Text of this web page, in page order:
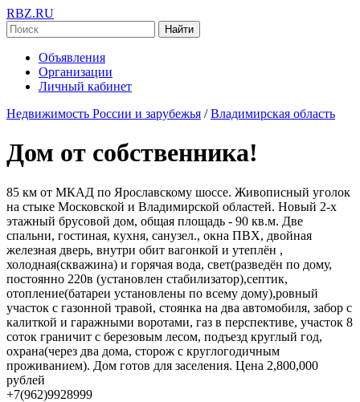
RBZ.RU
Найти
Объявления
Организации
Личный кабинет
Недвижимость России и зарубежья / Владимирская область
Дом от собственника!
85 км от МКАД по Ярославскому шоссе. Живописный уголок
на стыке Московской и Владимирской областей. Новый 2-х
этажный брусовой дом, общая площадь - 90 кв.м. Две
спальни, гостиная, кухня, санузел., окна ПВХ, двойная
железная дверь, внутри обит вагонкой и утеплён ,
холодная(скважина) и горячая вода, свет(разведён по дому,
постоянно 220в (установлен стабилизатор),септик,
отопление(батареи установлены по всему дому),ровный
участок с газонной травой, стоянка на два автомобиля, забор с
калиткой и гаражными воротами, газ в перспективе, участок 8
соток граничит с березовым лесом, подъезд круглый год,
охрана(через два дома, сторож с круглогодичным
проживанием). Дом готов для заселения. Цена 2,800,000
рублей
+7(962)9928999